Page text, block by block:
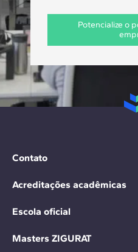
Potencialize o
Contato
Acreditações acadêmicas
Escola oficial
Masters ZIGURAT